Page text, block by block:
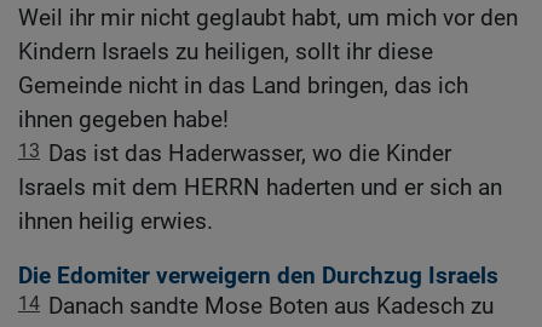
Weil ihr mir nicht geglaubt habt, um mich vor den
Kindern Israels zu heiligen, sollt ihr diese
Gemeinde nicht in das Land bringen, das ich
ihnen gegeben habe!
13 Das ist das Haderwasser, wo die Kinder
Israels mit dem HERRN haderten und er sich an
ihnen heilig erwies.
Die Edomiter verweigern den Durchzug Israels
14 Danach sandte Mose Boten aus Kadesch zu